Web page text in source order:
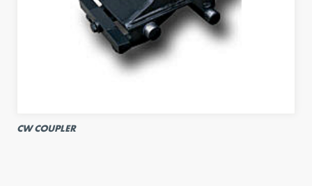
CW COUPLER